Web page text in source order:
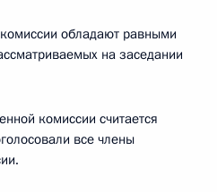
обладают равными
на заседании
комиссии считается
все члены